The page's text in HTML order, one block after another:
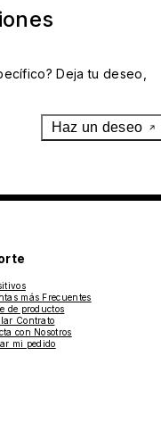
Deja tu deseo,
Haz un deseo
más Frecuentes
de productos
Contrato
con Nosotros
mi pedido